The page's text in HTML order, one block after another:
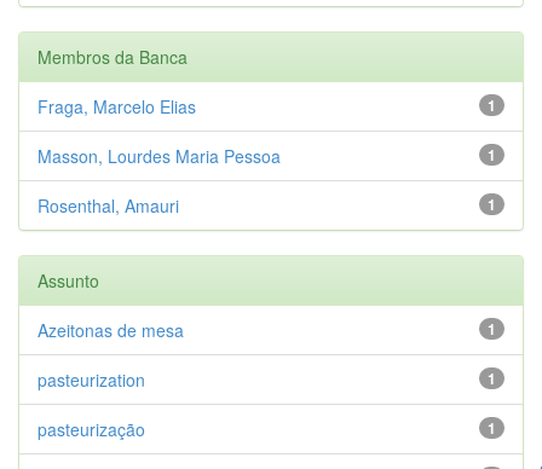
Membros da Banca
1
Fraga, Marcelo Elias
1
Masson, Lourdes Maria Pessoa
1
Rosenthal, Amauri
Assunto
1
Azeitonas de mesa
1
pasteurization
1
pasteurização